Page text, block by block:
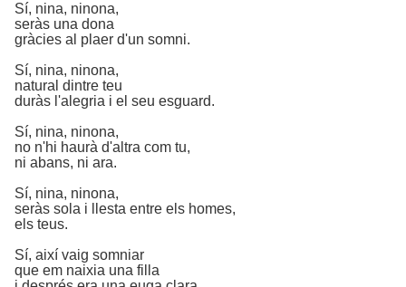
Sí, nina, ninona,
seràs una dona
gràcies al plaer d'un somni.
Sí, nina, ninona,
natural dintre teu
duràs l'alegria i el seu esguard.
Sí, nina, ninona,
no n'hi haurà d'altra com tu,
ni abans, ni ara.
Sí, nina, ninona,
seràs sola i llesta entre els homes,
els teus.
Sí, així vaig somniar
que em naixia una filla